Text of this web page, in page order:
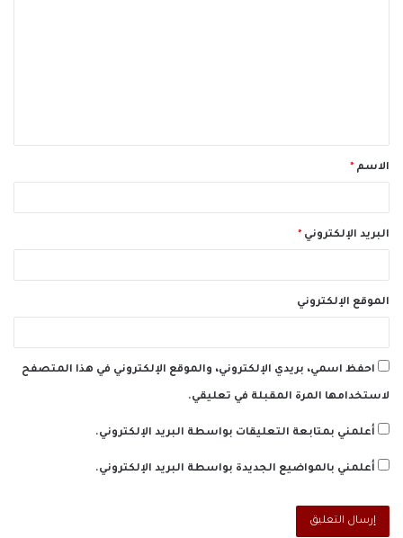
ق
*الاسم *
البريد الإلكتروني *
الموقع الإلكتروني
احفظ اسمي، بريدي الإلكتروني، والموقع الإلكتروني في هذا المتصفح
لاستخدامها المرة المقبلة في تعليقي.
أعلمني بمتابعة التعليقات بواسطة البريد الإلكتروني.
أعلمني بالمواضيع الجديدة بواسطة البريد الإلكتروني.